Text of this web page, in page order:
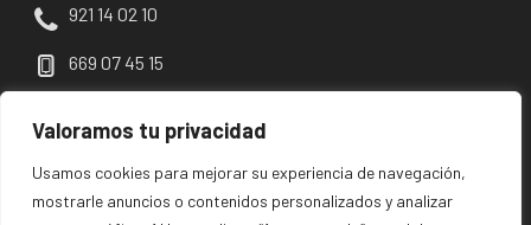
Valoramos tu privacidad
Usamos cookies para mejorar su experiencia de navegación,
mostrarle anuncios o contenidos personalizados y analizar
921 14 02 10
669 07 45 15